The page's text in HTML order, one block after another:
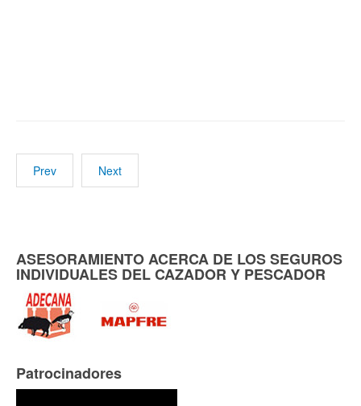
Prev Next
ASESORAMIENTO ACERCA DE LOS SEGUROS
INDIVIDUALES DEL CAZADOR Y PESCADOR
Patrocinadores